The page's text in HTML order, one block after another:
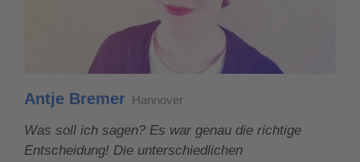
Antje Bremer Hannover
Was soll ich sagen? Es war genau die richtige
Entscheidung! Die unterschiedlichen